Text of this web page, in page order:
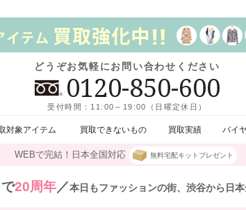
どうぞお気軽にお問い合わせください
0120-850-600
受付時間：11:00～19:00（日曜定休日）
対象アイテム 買取できないもの 買取実績 バイ
WEBで完結！日本全国対応 無料宅配キットプレゼント
20周年／本日もファッションの街、渋谷から日本